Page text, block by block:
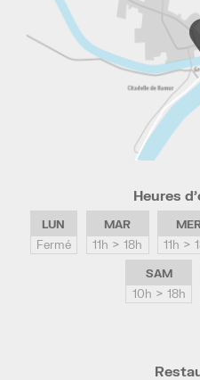
Heures
LUN
Fermé
MAR
11h > 18h
11h >
SAM
10h > 18h